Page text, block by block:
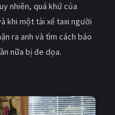
nhiên, quá khứ của
khi một tài xế taxi người
ra anh và tìm cách báo
nữa bị đe dọa.